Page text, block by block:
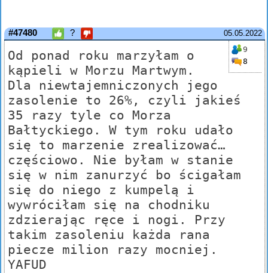
05.05.2022
#47480 ?
9
8
Od ponad roku marzyłam o
kąpieli w Morzu Martwym.
Dla niewtajemniczonych jego
zasolenie to 26%, czyli jakieś
35 razy tyle co Morza
Bałtyckiego. W tym roku udało
się to marzenie zrealizować…
częściowo. Nie byłam w stanie
się w nim zanurzyć bo ścigałam
się do niego z kumpelą i
wywróciłam się na chodniku
zdzierając ręce i nogi. Przy
takim zasoleniu każda rana
piecze milion razy mocniej.
YAFUD